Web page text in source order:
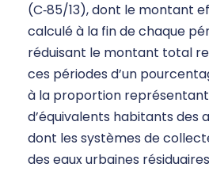
(C‑85/13), dont le montant
calculé à la fin de chaque
réduisant le montant total
ces périodes d’un
à la proportion
d’équivalents habitants des
dont les systèmes de
des eaux urbaines